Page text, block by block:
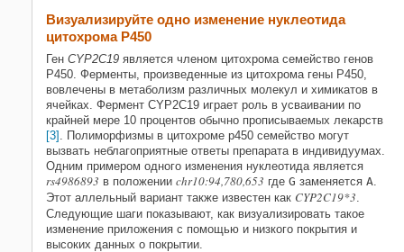
Визуализируйте одно изменение нуклеотида
цитохрома P450
Ген CYP2C19 является членом цитохрома семейство генов
P450. Ферменты, произведенные из цитохрома гены P450,
вовлечены в метаболизм различных молекул и химикатов в
ячейках. Фермент CYP2C19 играет роль в усваивании по
крайней мере 10 процентов обычно прописываемых лекарств
[3]
. Полиморфизмы в цитохроме p450 семейство могут
вызвать неблагоприятные ответы препарата в индивидуумах.
Одним примером одного изменения нуклеотида является
rs4986893 в положении chr10:94,780,653 где G заменяется A
Этот аллельный вариант также известен как CYP2C19*3
Следующие шаги показывают, как визуализировать такое
изменение приложения с помощью и низкого покрытия и
высоких данных о покрытии.